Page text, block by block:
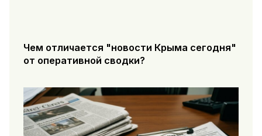
Чем отличается "новости Крыма сегодня"
от оперативной сводки?